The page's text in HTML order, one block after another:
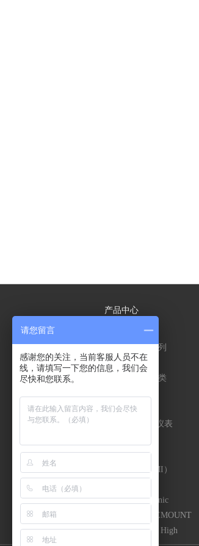
产品中心
压力测量系列
温度/温湿度系列
物位测量系列
传感器/变送器类
水质分析仪表
智能数显控制仪表
PLC
人机界面（HMI）
罗卓尼克Rotronic
罗斯蒙特ROSEMOUNT
昆仑海岸 Colli High
请您留言
感谢您的关注，当前客服人员不在
线，请填写一下您的信息，我们会
尽快和您联系。